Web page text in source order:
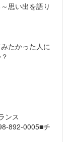
思い出を語り
たかった人に
ンス
0005■チ